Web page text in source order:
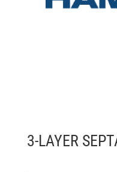
3-LAYER